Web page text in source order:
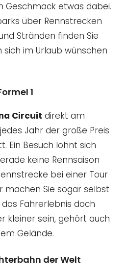
Geschmack etwas dabei.
über Rennstrecken
Stränden finden Sie
sich im Urlaub wünschen
1
Circuit direkt am
Jahr der große Preis
Ein Besuch lohnt sich
keine Rennsaison
bei einer Tour
machen Sie sogar selbst
Fahrerlebnis doch
kleiner sein, gehört auch
Gelände.
der Welt